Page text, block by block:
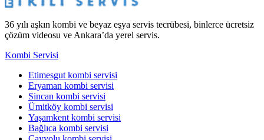
36 yılı aşkın kombi ve beyaz eşya servis tecrübesi, binlerce ücretsiz
çözüm videosu ve Ankara’da yerel servis.
Kombi Servisi
Etimesgut kombi servisi
Eryaman kombi servisi
Sincan kombi servisi
Ümitköy kombi servisi
Yaşamkent kombi servisi
Bağlıca kombi servisi